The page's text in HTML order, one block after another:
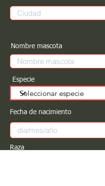
Nombre mascota
Especie
Fecha de nacimiento
Raza